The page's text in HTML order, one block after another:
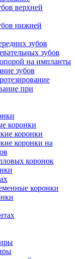
верхней
нижней
зубов
зубов
на импланты
зубов
при
коронки
коронки
коронки на
коронок
коронки